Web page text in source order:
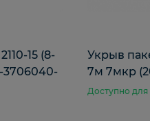
15 (8-
3706040-
Укрыв
7м 7мкр
Доступно для